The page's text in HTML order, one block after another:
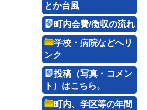
とか台風
町内会費/徴収の流れ
学校・病院などへリ
ンク
投稿（写真・コメン
ト）はこちら。
町内、学区等の年間